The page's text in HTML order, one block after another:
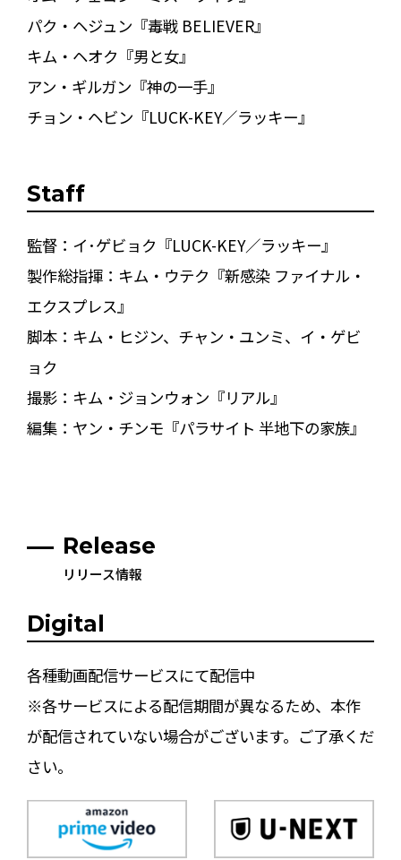
パク・ヘジュン『毒戦 BELIEVER』
キム・ヘオク『男と女』
アン・ギルガン『神の一手』
チョン・ヘビン『LUCK-KEY／ラッキー』
Staff
監督：イ･ゲビョク『LUCK-KEY／ラッキー』
製作総指揮：キム・ウテク『新感染 ファイナル・
エクスプレス』
脚本：キム・ヒジン、チャン・ユンミ、イ・ゲビ
ョク
撮影：キム・ジョンウォン『リアル』
編集：ヤン・チンモ『パラサイト 半地下の家族』
Release
リリース情報
Digital
各種動画配信サービスにて配信中
※各サービスによる配信期間が異なるため、本作
が配信されていない場合がございます。ご了承くだ
さい。